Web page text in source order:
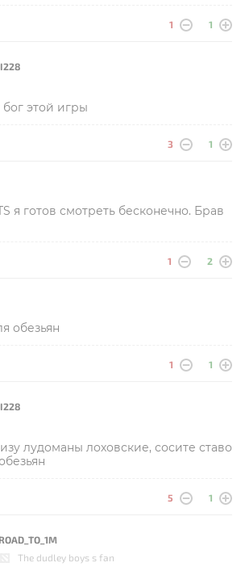
1 1
бог этой игры
3 1
я готов смотреть бесконечно. Брав
1 2
обезьян
1 1
лудоманы лоховские, сосите ставо
5 1
The dudley boys s fan